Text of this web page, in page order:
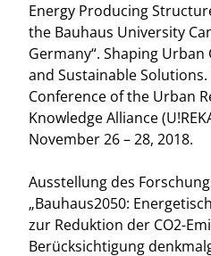
Energy Producing
the Bauhaus University
Germany“. Shaping
and Sustainable
Conference of the Urban
Knowledge Alliance
November 26 – 28, 2018.
Ausstellung des
„Bauhaus2050:
zur Reduktion der CO2-
Berücksichtigung